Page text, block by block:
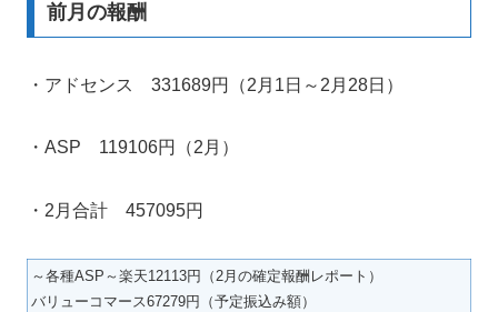
前月の報酬
・アドセンス 331689円（2月1日～2月28日）
・ASP 119106円（2月）
・2月合計 457095円
～各種ASP～楽天12113円（2月の確定報酬レポート）
バリューコマース67279円（予定振込み額）